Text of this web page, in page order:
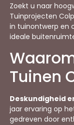
Zoekt u naar
Tuinprojecten
in tuinontwerp en
ideale
Tuinen
Deskundigheid
jaar ervaring op
gedreven door